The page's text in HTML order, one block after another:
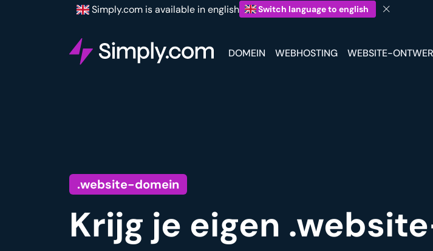
Simply.com is available in english Switch language to english
DOMEIN WEBHOSTING WEBSITE-
.website-domein
Krijg je eigen